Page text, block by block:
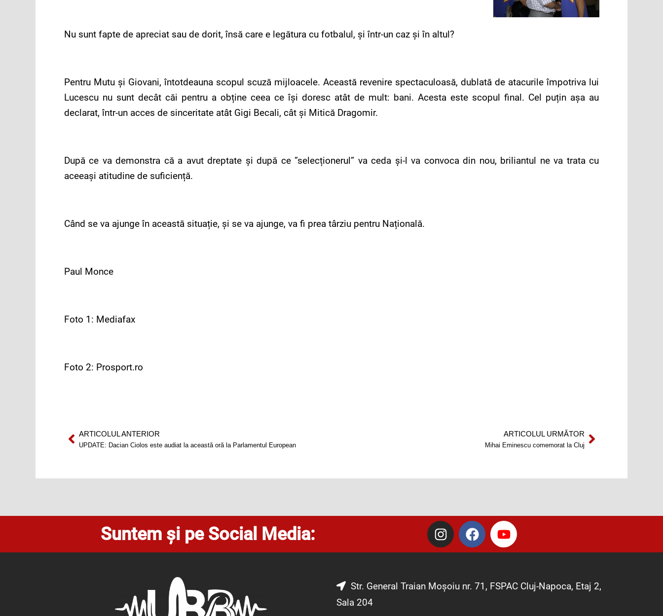
Nu sunt fapte de apreciat sau de dorit, însă care e legătura cu fotbalul, și într-un caz și în altul?
Pentru Mutu și Giovani, întotdeauna scopul scuză mijloacele. Această revenire spectaculoasă, dublată de atacurile împotriva lui
Lucescu nu sunt decât căi pentru a obține ceea ce își doresc atât de mult: bani. Acesta este scopul final. Cel puțin așa au
declarat, într-un acces de sinceritate atât Gigi Becali, cât și Mitică Dragomir.
După ce va demonstra că a avut dreptate și după ce ”selecționerul” va ceda și-l va convoca din nou, briliantul ne va trata cu
aceeași atitudine de suficiență.
Când se va ajunge în această situație, și se va ajunge, va fi prea târziu pentru Națională.
Paul Monce
Foto 1: Mediafax
Foto 2: Prosport.ro
Prev
ARTICOLUL ANTERIOR
UPDATE: Dacian Ciolos este audiat la această oră la Parlamentul European
ARTICOLUL URMĂTOR
Mihai Eminescu comemorat la ClujNext
Suntem și pe Social Media:
I
n
s
g
F
a
c
b
o
Y
o
u
u
b
Str. General Traian Moșoiu nr. 71, FSPAC Cluj-Napoca, Etaj 2,
Sala 204